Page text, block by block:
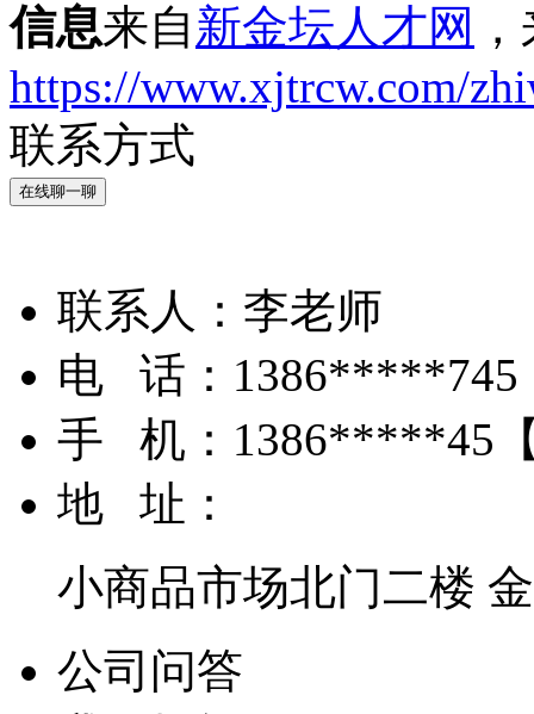
信息来自新金坛人才网
https://www.xjtrcw.com/
联系方式
在线聊一聊
联系人： 李老师
电 话： 1386*****745
手 机： 1386*****45
地 址：
小商品市场北门二楼
公司问答